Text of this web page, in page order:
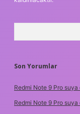
Son Yorumlar
Redmi Note 9 Pro suya
Redmi Note 9 Pro suya